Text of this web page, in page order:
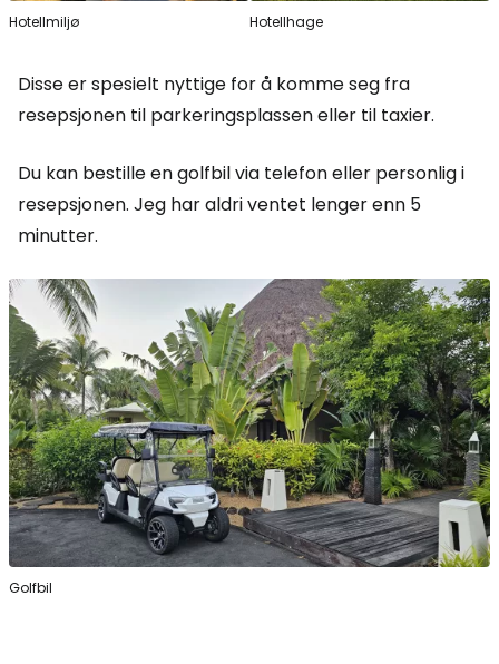
Hotellmiljø Hotellhage
Disse er spesielt nyttige for å komme seg fra
resepsjonen til parkeringsplassen eller til taxier.
Du kan bestille en golfbil via telefon eller personlig i
resepsjonen. Jeg har aldri ventet lenger enn 5
minutter.
Golfbil